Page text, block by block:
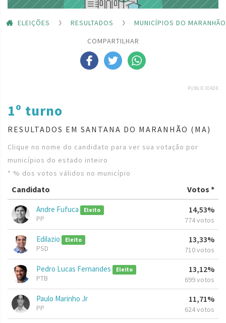
ELEIÇÕES RESULTADOS
MUNICÍPIOS DO MARANHÃO
COMPARTILHAR
PUBLICIDADE
1º turno
RESULTADOS EM SANTANA DO MARANHÃO (MA)
Clique no nome do candidato para ver sua votação por
municípios do estado inteiro
* % dos votos válidos no município
Candidato Votos *
Andre Fufuca Eleito
PP
14,53%
774 votos
Edilazio Eleito
PSD
13,33%
710 votos
Pedro Lucas Fernandes Eleito
PTB
13,12%
699 votos
Paulo Marinho Jr
PP
11,71%
624 votos